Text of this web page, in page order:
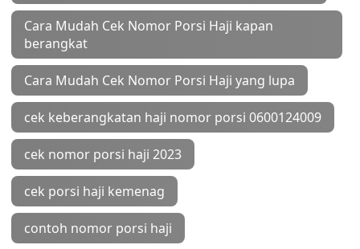
Cara Mudah Cek Nomor Porsi Haji kapan
berangkat
Cara Mudah Cek Nomor Porsi Haji yang lupa
cek keberangkatan haji nomor porsi 0600124009
cek nomor porsi haji 2023
cek porsi haji kemenag
contoh nomor porsi haji